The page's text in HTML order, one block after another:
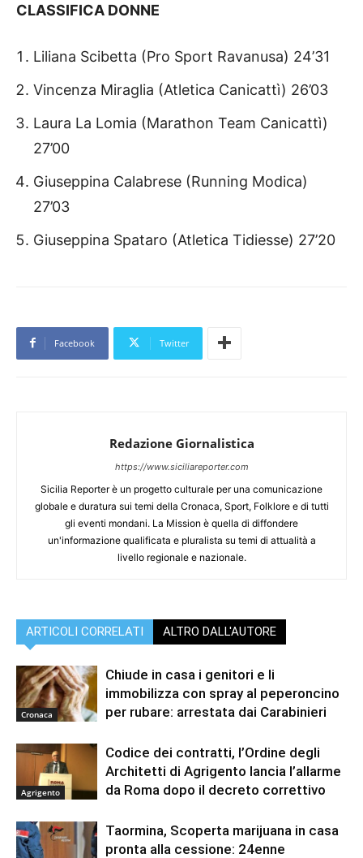
CLASSIFICA DONNE
Liliana Scibetta (Pro Sport Ravanusa) 24’31
Vincenza Miraglia (Atletica Canicattì) 26’03
Laura La Lomia (Marathon Team Canicattì)
27’00
Giuseppina Calabrese (Running Modica)
27’03
Giuseppina Spataro (Atletica Tidiesse) 27’20
Facebook Twitter
Redazione Giornalistica
https://www.siciliareporter.com
Sicilia Reporter è un progetto culturale per una comunicazione
globale e duratura sui temi della Cronaca, Sport, Folklore e di tutti
gli eventi mondani. La Mission è quella di diffondere
un'informazione qualificata e pluralista su temi di attualità a
livello regionale e nazionale.
ARTICOLI CORRELATI ALTRO DALL'AUTORE
Cronaca
Chiude in casa i genitori e li
immobilizza con spray al peperoncino
per rubare: arrestata dai Carabinieri
Agrigento
Codice dei contratti, l’Ordine degli
Architetti di Agrigento lancia l’allarme
da Roma dopo il decreto correttivo
Taormina, Scoperta marijuana in casa
pronta alla cessione: 24enne